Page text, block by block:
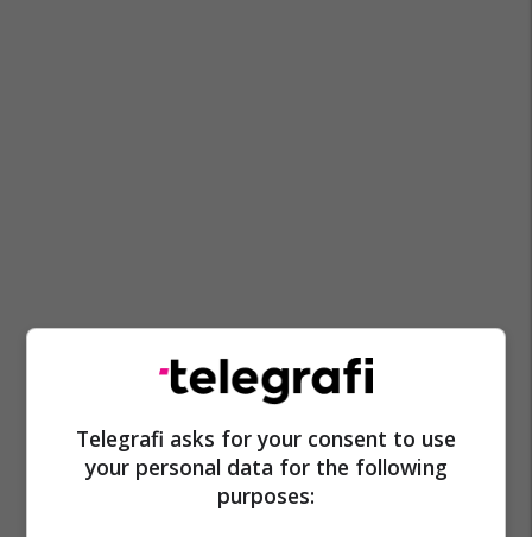
Telegrafi asks for your consent to use
your personal data for the following
purposes: